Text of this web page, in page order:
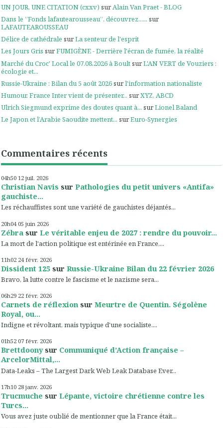
UN JOUR, UNE CITATION (cxxv) surAlain Van Praet - BLOG
Dans le ”Fonds lafautearousseau”, découvrez...... sur
LAFAUTEAROUSSEAU
Délice de cathédrale surLa senteur de l'esprit
Les Jours Gris surFUMIGÈNE - Derrière l'écran de fumée, la réalité
Marché du Croc' Local le 07.08.2026 à BoultsurL'AN VERT de Vouziers :
écologie et...
Russie-Ukraine : Bilan du 5 août 2026surl'information nationaliste
Humour. France Inter vient de présenter... surXYZ, ABCD
Ulrich Siegmund exprime des doutes quant à... surLionel Baland
Le Japon et l’Arabie Saoudite mettent... surEuro-Synergies
Commentaires récents
04h50 12 juil. 2026
Christian Navis sur Pathologies du petit univers «Antifa»
gauchiste...
Les réchauffistes sont une variété de gauchistes déjantés...
20h04 05 juin 2026
Zébra sur Le véritable enjeu de 2027 : rendre du pouvoir...
La mort de l'action politique est entérinée en France,...
11h02 24 févr. 2026
Dissident 125 sur Russie-Ukraine Bilan du 22 février 2026
Bravo, la lutte contre le fascisme et le nazisme sera...
06h29 22 févr. 2026
Carnets de réflexion sur Meurtre de Quentin. Ségolène
Royal, ou...
Indigne et révoltant, mais typique d'une socialiste....
01h52 07 févr. 2026
Brettdoonysur Communiqué d’Action française –
ArcelorMittal,...
Data-Leaks – The Largest Dark Web Leak Database Ever...
17h10 28 janv. 2026
Trucmuche sur Lépante, victoire chrétienne contre les
Turcs...
Vous avez juste oublié de mentionner que la France était...